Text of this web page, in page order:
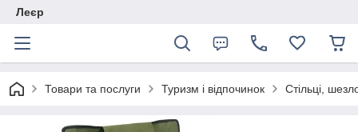
Леєр
Товари та послуги Туризм і відпочинок Стільці,